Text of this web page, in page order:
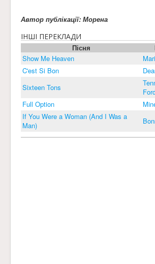
Автор публікації: Морена
ІНШІ ПЕРЕКЛАДИ
Пісня
Show Me Heaven
C'est Si Bon
Sixteen Tons
Full Option
If You Were a Woman (And I Was a
Man)